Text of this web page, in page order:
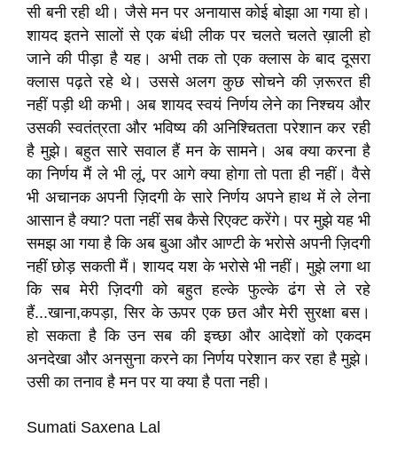
सी बनी रही थी। जैसे मन पर अनायास कोई बोझा आ गया हो।
शायद इतने सालों से एक बंधी लीक पर चलते चलते ख़ाली हो
जाने की पीड़ा है यह। अभी तक तो एक क्लास के बाद दूसरा
क्लास पढ़ते रहे थे। उससे अलग कुछ सोचने की ज़रूरत ही
नहीं पड़ी थी कभी। अब शायद स्वयं निर्णय लेने का निश्चय और
उसकी स्वतंत्रता और भविष्य की अनिश्चितता परेशान कर रही
है मुझे। बहुत सारे सवाल हैं मन के सामने। अब क्या करना है
का निर्णय मैं ले भी लूं, पर आगे क्या होगा तो पता ही नहीं। वैसे
भी अचानक अपनी ज़िदगी के सारे निर्णय अपने हाथ में ले लेना
आसान है क्या? पता नहीं सब कैसे रिएक्ट करेंगे। पर मुझे यह भी
समझ आ गया है कि अब बुआ और आण्टी के भरोसे अपनी ज़िदगी
नहीं छोड़ सकती मैं। शायद यश के भरोसे भी नहीं। मुझे लगा था
कि सब मेरी ज़िदगी को बहुत हल्के फुल्के ढंग से ले रहे
हैं...खाना,कपड़ा, सिर के ऊपर एक छत और मेरी सुरक्षा बस।
हो सकता है कि उन सब की इच्छा और आदेशों को एकदम
अनदेखा और अनसुना करने का निर्णय परेशान कर रहा है मुझे।
उसी का तनाव है मन पर या क्या है पता नही।
Sumati Saxena Lal